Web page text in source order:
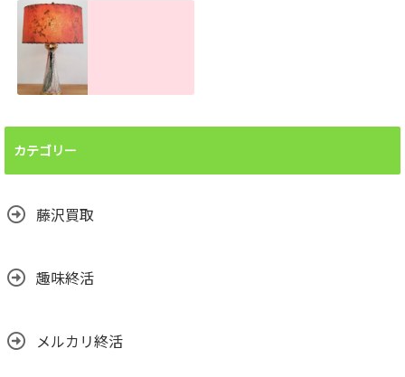
とめて買取しま
す。大量でもお任
せください
2026.07.22
せんか？汚れても
売れます！
カテゴリー
藤沢買取
趣味終活
メルカリ終活